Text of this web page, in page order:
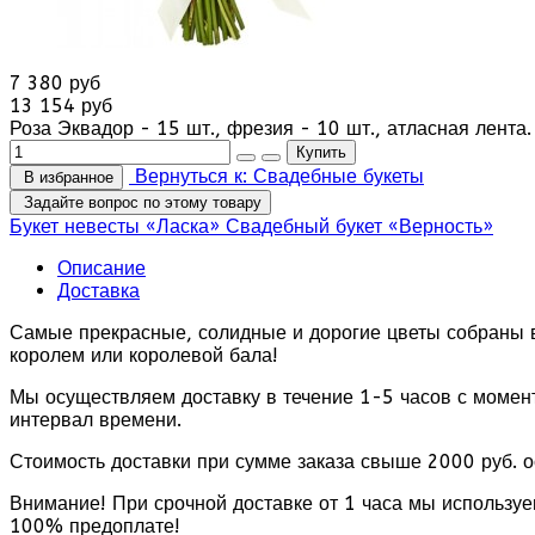
7 380 руб
13 154 руб
Роза Эквадор - 15 шт., фрезия - 10 шт., атласная лента.
В избранное Вернуться к: Свадебные букеты
Задайте вопрос по этому товару
Букет невесты «Ласка» Свадебный букет «Верность»
Описание
Доставка
Самые прекрасные, солидные и дорогие цветы собраны в
королем или королевой бала!
Мы осуществляем доставку в течение 1-5 часов с
интервал времени.
Стоимость доставки при сумме заказа свыше 2000 руб.
Внимание! При срочной доставке от 1 часа мы
100% предоплате!